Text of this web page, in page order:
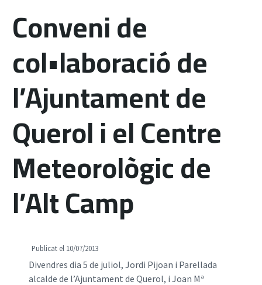
Conveni de
col•laboració de
l’Ajuntament de
Querol i el Centre
Meteorològic de
l’Alt Camp
Publicat el 10/07/2013
Divendres dia 5 de juliol, Jordi Pijoan i Parellada
alcalde de l’Ajuntament de Querol, i Joan Mª